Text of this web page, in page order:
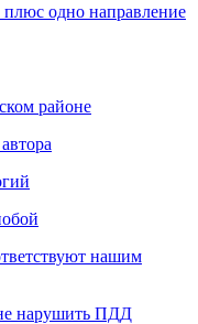
плюс одно направление
районе
нашим
нарушить ПДД